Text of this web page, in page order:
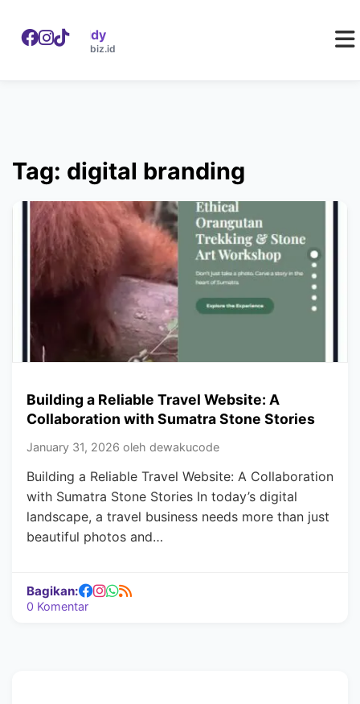
W WebDaddy
webdaddy.biz.id
Tag: digital branding
Building a Reliable Travel Website: A
Collaboration with Sumatra Stone Stories
January 31, 2026 oleh dewakucode
Building a Reliable Travel Website: A Collaboration
with Sumatra Stone Stories In today’s digital
landscape, a travel business needs more than just
beautiful photos and…
Bagikan:
0 Komentar